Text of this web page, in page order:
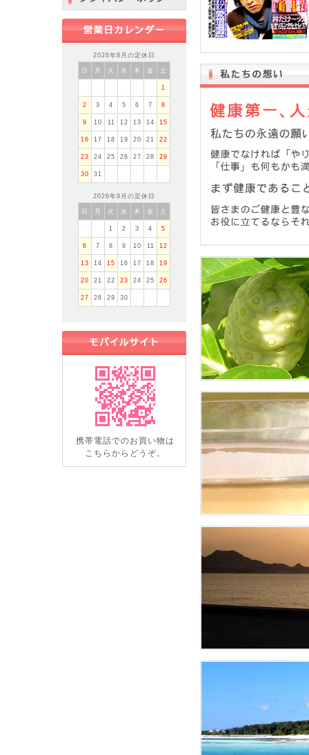
2026年8月の定休日
日 月 火 水 木 金 土
1
2 3 4 5 6 7 8
9 10 11 12 13 14 15
16 17 18 19 20 21 22
23 24 25 26 27 28 29
30 31
2026年9月の定休日
日 月 火 水 木 金 土
1 2 3 4 5
6 7 8 9 10 11 12
13 14 15 16 17 18 19
20 21 22 23 24 25 26
27 28 29 30
携帯電話でのお買い物は
こちらからどうぞ。